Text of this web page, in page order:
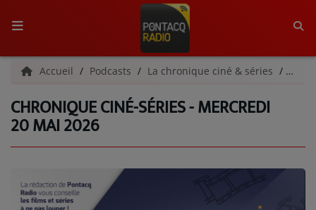
ACCUEIL
RADIO
GRILLE DES PROGRAMMES
Accueil Podcasts La chronique ciné & séries
CHRONIQUE CINÉ-SÉRIES - MERCREDI
20 MAI 2026